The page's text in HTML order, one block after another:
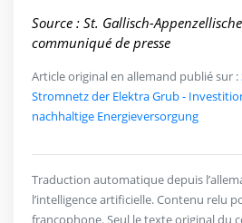
Source : St. Gallisch-
communiqué de presse
Article original en allemand publié sur :
Stromnetz der Elektra Grub -
nachhaltige Energieversorgung
Traduction automatique depuis
l’intelligence artificielle. Contenu relu
francophone. Seul le texte original du